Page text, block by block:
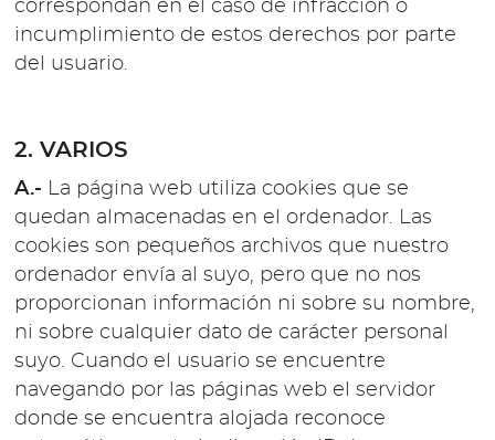
correspondan en el caso de infracción o
incumplimiento de estos derechos por parte
del usuario.
2. VARIOS
A.- La página web utiliza cookies que se
quedan almacenadas en el ordenador. Las
cookies son pequeños archivos que nuestro
ordenador envía al suyo, pero que no nos
proporcionan información ni sobre su nombre,
ni sobre cualquier dato de carácter personal
suyo. Cuando el usuario se encuentre
navegando por las páginas web el servidor
donde se encuentra alojada reconoce